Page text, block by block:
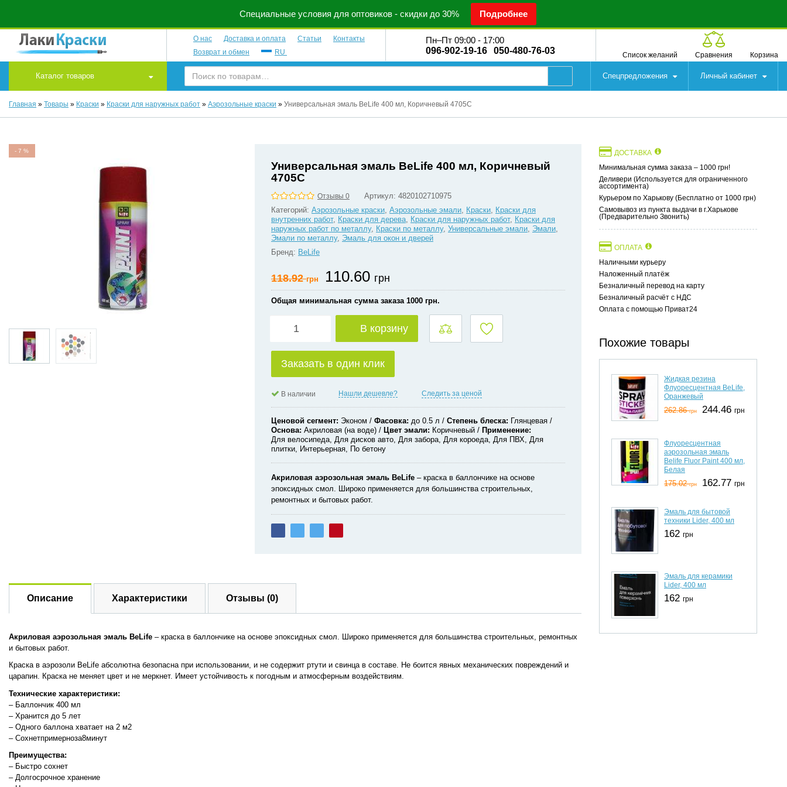
Специальные условия для оптовиков - скидки до 30% Подробнее
О нас Доставка и оплата Статьи
Контакты
Возврат и обмен
RU
Пн–Пт 09:00 - 17:00
096-902-19-16
050-480-76-03 Список желаний Сравнения Корзина
Каталог товаров Спецпредложения Личный кабинет
Главная » Товары » Краски » Краски для наружных работ » Аэрозольные краски » Универсальная эмаль BeLife 400 мл, Коричневый 4705С
-7%
Универсальная эмаль BeLife 400 мл, Коричневый
4705С
Отзывы 0 Артикул: 4820102710975
Категорий: Аэрозольные краски, Аэрозольные эмали, Краски, Краски для
внутренних работ, Краски для дерева, Краски для наружных работ, Краски для
наружных работ по металлу, Краски по металлу, Универсальные эмали, Эмали,
Эмали по металлу, Эмаль для окон и дверей
Бренд: BeLife
118.92грн 110.60 грн
Общая минимальная сумма заказа 1000 грн.
В корзину
Заказать в один клик
В наличии Нашли дешевле? Следить за ценой
Ценовой сегмент Эконом Фасовка до 0.5 л Степень блеска
Глянцевая
Основа Акриловая (на воде) Цвет эмали Коричневый
Применение
Для велосипеда, Для дисков авто, Для забора, Для короеда, Для ПВХ, Для
плитки, Интерьерная, По бетону
Акриловая аэрозольная эмаль BeLife – краска в баллончике на основе
эпоксидных смол. Широко применяется для большинства строительных,
ремонтных и бытовых работ.
Описание
Акриловая аэрозольная эмаль BeLife – краска в баллончике на основе эпоксидных смол. Широко применяется для большинства строительных, ремонтных
и бытовых работ.
Краска в аэрозоли BeLife абсолютна безопасна при использовании, и не содержит ртути и свинца в составе. Не боится явных механических повреждений и
царапин. Краска не меняет цвет и не меркнет. Имеет устойчивость к погодным и атмосферным воздействиям.
Технические характеристики:
– Баллончик 400 мл
– Хранится до 5 лет
– Одного баллона хватает на 2 м2
– Сохнетпримерноза8минут
Преимущества:
– Быстро сохнет
– Долгосрочное хранение
Характеристики Отзывы (0)
ДОСТАВКА
Минимальная сумма заказа – 1000 грн!
Деливери (Используется для ограниченного
ассортимента)
Курьером по Харькову (Бесплатно от 1000 грн)
Самовывоз из пункта выдачи в г.Харькове
(Предварительно Звонить)
ОПЛАТА
Наличными курьеру
Наложенный платёж
Безналичный перевод на карту
Безналичный расчёт с НДС
Оплата с помощью Приват24
Похожие товары
Жидкая резина
Флуоресцентная BeLife,
Оранжевый
262.86грн 244.46 грн
Флуоресцентная
аэрозольная эмаль
Belife Fluor Paint 400 мл,
Белая
175.02грн 162.77 грн
Эмаль для бытовой
техники Lider, 400 мл
162 грн
Эмаль для керамики
Lider, 400 мл
162 грн